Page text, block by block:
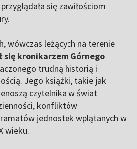
się zawiłościom
wówczas leżących na terenie
się kronikarzem Górnego
trudną historią i
Jego książki, takie jak
czytelnika w świat
konfliktów
jednostek wplątanych w
wieku.